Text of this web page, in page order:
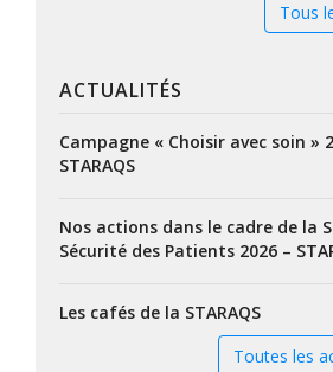
Tous
ACTUALITÉS
Campagne « Choisir avec soin »
STARAQS
Nos actions dans le cadre de la
Sécurité des Patients 2026 –
Les cafés de la STARAQS
Toutes les